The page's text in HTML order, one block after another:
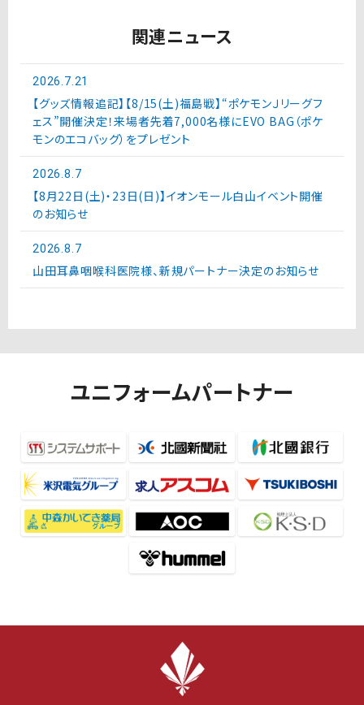
関連ニュース
2026.7.21
【グッズ情報追記】【8/15(土)福島戦】“ポケモンＪリーグフ
ェス”開催決定！来場者先着7,000名様にEVO BAG（ポケ
モンのエコバッグ）をプレゼント
2026.8.7
【8月22日(土)・23日(日)】イオンモール白山イベント開催
のお知らせ
2026.8.7
山田耳鼻咽喉科医院様、新規パートナー決定のお知らせ
ユニフォームパートナー